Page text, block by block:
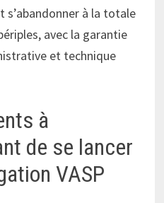
s’abandonner à la totale
avec la garantie
et technique
à
de se lancer
VASP